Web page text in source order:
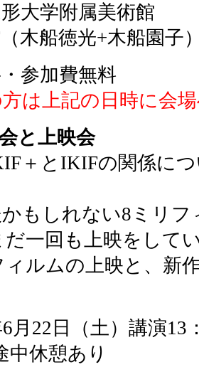
大学附属美術館
木船徳光+木船園子
参加費無料
は上記の日時に会
と上映会
＋とIKIFの関係に
かもしれない8ミリ
だ一回も上映をし
ィルムの上映と、新
6月22日（土）講演
休憩あり